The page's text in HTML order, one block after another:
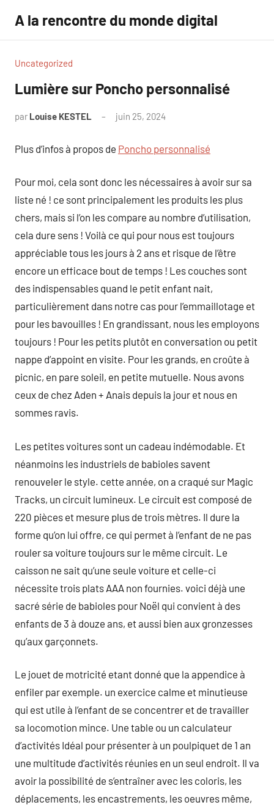
contenu
A la rencontre du monde digital
Uncategorized
Lumière sur Poncho personnalisé
par Louise KESTEL juin 25, 2024
Plus d’infos à propos de Poncho personnalisé
Pour moi, cela sont donc les nécessaires à avoir sur sa
liste né ! ce sont principalement les produits les plus
chers, mais si l’on les compare au nombre d’utilisation,
cela dure sens ! Voilà ce qui pour nous est toujours
appréciable tous les jours à 2 ans et risque de l’être
encore un efficace bout de temps ! Les couches sont
des indispensables quand le petit enfant nait,
particulièrement dans notre cas pour l’emmaillotage et
pour les bavouilles ! En grandissant, nous les employons
toujours ! Pour les petits plutôt en conversation ou petit
nappe d’appoint en visite. Pour les grands, en croûte à
picnic, en pare soleil, en petite mutuelle. Nous avons
ceux de chez Aden + Anais depuis la jour et nous en
sommes ravis.
Les petites voitures sont un cadeau indémodable. Et
néanmoins les industriels de babioles savent
renouveler le style. cette année, on a craqué sur Magic
Tracks, un circuit lumineux. Le circuit est composé de
220 pièces et mesure plus de trois mètres. Il dure la
forme qu’on lui offre, ce qui permet à l’enfant de ne pas
rouler sa voiture toujours sur le même circuit. Le
caisson ne sait qu’une seule voiture et celle-ci
nécessite trois plats AAA non fournies. voici déjà une
sacré série de babioles pour Noël qui convient à des
enfants de 3 à douze ans, et aussi bien aux gronzesses
qu’aux garçonnets.
Le jouet de motricité etant donné que la appendice à
enfiler par exemple. un exercice calme et minutieuse
qui est utile à l’enfant de se concentrer et de travailler
sa locomotion mince. Une table ou un calculateur
d’activités Idéal pour présenter à un poulpiquet de 1 an
une multitude d’activités réunies en un seul endroit. Il va
avoir la possibilité de s’entraîner avec les coloris, les
déplacements, les encastrements, les oeuvres même,